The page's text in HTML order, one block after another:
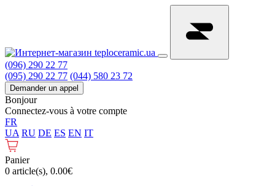
(096) 290 22 77
(095) 290 22 77 (044) 580 23 72
Demander un appel
Bonjour
Connectez-vous à votre compte
FR
UA RU DE ES EN IT
Panier
0 article(s), 0.00€